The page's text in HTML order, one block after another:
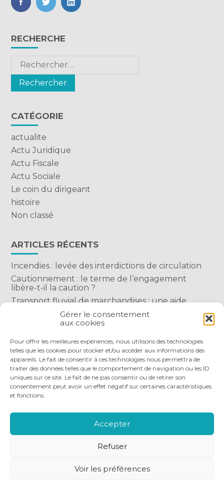
Gérer le consentement
aux cookies
Pour offrir les meilleures expériences, nous utilisons des technologies
telles que les cookies pour stocker et/ou accéder aux informations des
appareils. Le fait de consentir à ces technologies nous permettra de
traiter des données telles que le comportement de navigation ou les ID
uniques sur ce site. Le fait de ne pas consentir ou de retirer son
consentement peut avoir un effet négatif sur certaines caractéristiques
et fonctions.
Accepter
Refuser
Voir les préférences
FaceBook
TwitterLinkedIn
Blog
sidebar
RECHERCHE
Rechercher :
CATÉGORIE
actualite
Actu Juridique
Actu Fiscale
Actu Sociale
Le coin du dirigeant
histoire
Non classé
ARTICLES RÉCENTS
Incendies : levée des interdictions de circulation
Cautionnement : le terme de l’engagement
libère-t-il la caution ?
Transport fluvial de marchandises : une aide
financière bienvenue
Succession : les donations du parent renonçant
Principale
NOS OUTILS DIGITAUX
NOUS REJOINDRE
NOUS CONTACTER
MENTIONS LÉGALES